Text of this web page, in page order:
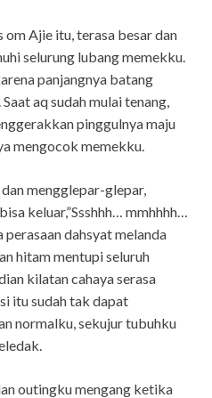
Ajie itu, terasa besar dan
selurung lubang memekku.
panjangnya batang
aq sudah mulai tenang,
pinggulnya maju
mengocok memekku.
mengglepar-glepar,
keluar,”Ssshhh… mmhhhh…
perasaan dahsyat melanda
hitam mentupi seluruh
kilatan cahaya serasa
itu sudah tak dapat
normalku, sekujur tubuhku
outingku mengang ketika